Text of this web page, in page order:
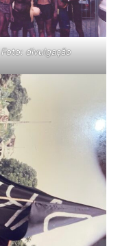
Foto: divulgação